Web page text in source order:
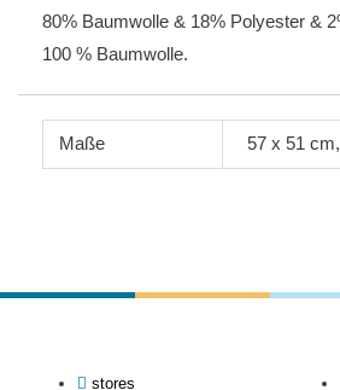
80% Baumwolle & 18% Polyester &
100 % Baumwolle.
Maße 57 x 51
stores